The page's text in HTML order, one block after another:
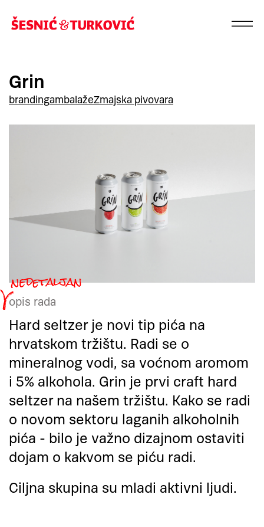
Grin
brandingambalažeZmajska pivovara
opis rada
Hard seltzer je novi tip pića na
hrvatskom tržištu. Radi se o
mineralnog vodi, sa voćnom aromom
i 5% alkohola. Grin je prvi craft hard
seltzer na našem tržištu. Kako se radi
o novom sektoru laganih alkoholnih
pića - bilo je važno dizajnom ostaviti
dojam o kakvom se piću radi.
Ciljna skupina su mladi aktivni ljudi.